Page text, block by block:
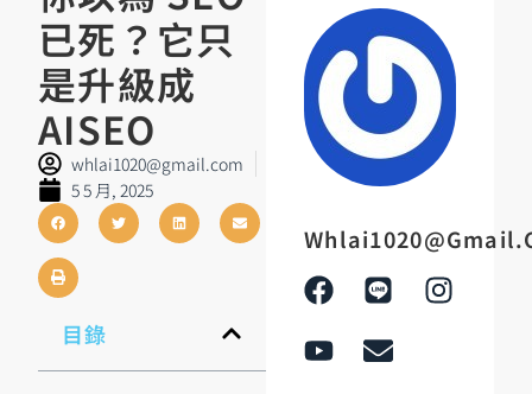
已死？它只
是升級成
AISEO
whlai1020@gmail.com
5 5 月, 2025
目錄